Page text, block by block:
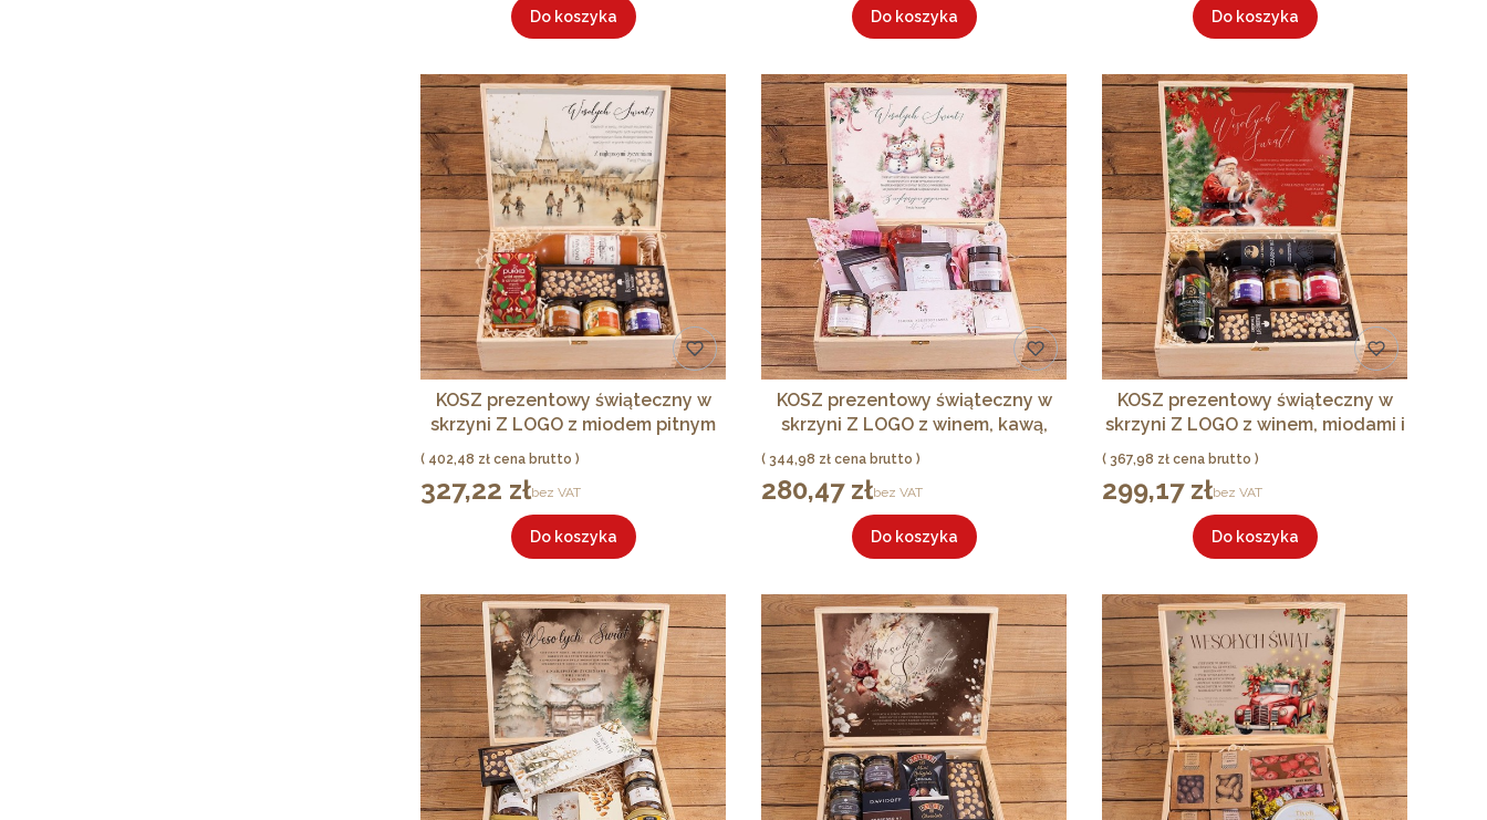
Do koszyka Do koszyka Do koszyka
KOSZ prezentowy świąteczny w
skrzyni Z LOGO z miodem pitnym
Cena
402,48 zł
Cena
327,22 złbez VAT
Do koszyka
KOSZ prezentowy świąteczny w
skrzyni Z LOGO z winem, kawą,
herbatą i słodyczami GIGA
Cena
344,98 zł
Cena
280,47 złbez VAT
Do koszyka
KOSZ prezentowy świąteczny w
skrzyni Z LOGO z winem, miodami i
sokiem
Cena
367,98 zł
Cena
299,17 złbez VAT
Do koszyka